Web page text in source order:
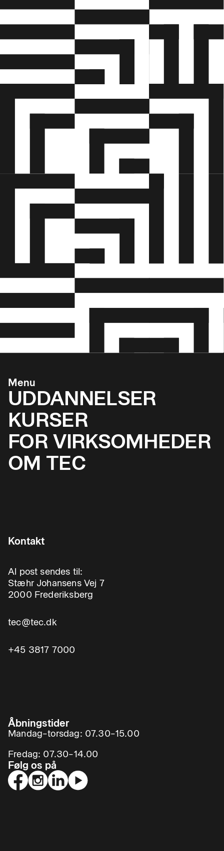
Menu
UDDANNELSER
KURSER
FOR VIRKSOMHEDER
OM TEC
Kontakt
Al post sendes til:
Stæhr Johansens Vej 7
2000 Frederiksberg
tec@tec.dk
+45 3817 7000
Åbningstider
Mandag–torsdag: 07.30–15.00
Fredag: 07.30–14.00
Følg os på